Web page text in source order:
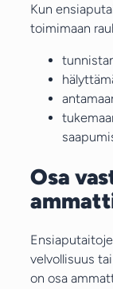
Kun
toimimaan
Osa
velvollisuus
on osa